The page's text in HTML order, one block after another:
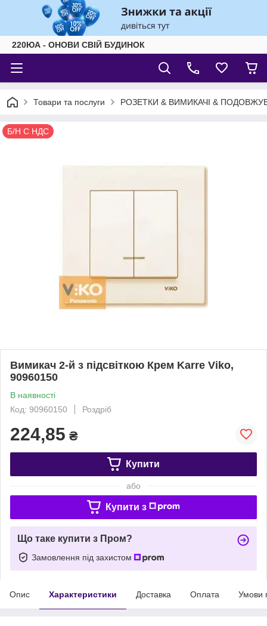
220ЮА - ОНОВИ СВІЙ БУДИНОК
Товари та послуги РОЗЕТКИ & ВИМИКАЧІ &
Б/Н С НДС
Вимикач 2-й з підсвіткою Крем Karre Viko,
90960150
В наявності
Код: 90960150
Роздріб
224,85 ₴
Купити
або
Купити з
Що таке купити з Пром?
Замовлення під захистом
Опис Характеристики Доставка Оплата Умови